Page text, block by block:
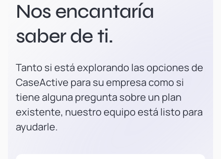
Nos encantaría
saber de ti.
Tanto si está explorando las opciones de
CaseActive para su empresa como si
tiene alguna pregunta sobre un plan
existente, nuestro equipo está listo para
ayudarle.